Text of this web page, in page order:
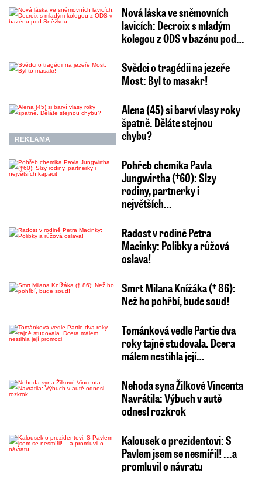
Nová láska ve sněmovních
lavicích: Decroix s mladým
kolegou z ODS v bazénu pod…
Svědci o tragédii na jezeře
Most: Byl to masakr!
REKLAMA
Alena (45) si barví vlasy roky
špatně. Děláte stejnou
chybu?
Pohřeb chemika Pavla
Jungwirtha (†60): Slzy
rodiny, partnerky i
největších…
Radost v rodině Petra
Macinky: Polibky a růžová
oslava!
Smrt Milana Knížáka († 86):
Než ho pohřbí, bude soud!
Tománková vedle Partie dva
roky tajně studovala. Dcera
málem nestihla její…
Nehoda syna Žilkové Vincenta
Navrátila: Výbuch v autě
odnesl rozkrok
Kalousek o prezidentovi: S
Pavlem jsem se nesmířil! ...a
promluvil o návratu